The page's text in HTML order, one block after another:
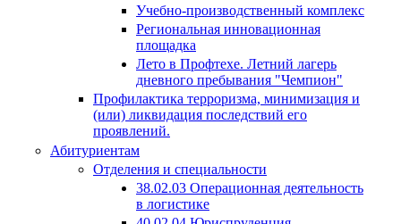
Учебно-производственный комплекс
Региональная инновационная
площадка
Лето в Профтехе. Летний лагерь
дневного пребывания "Чемпион"
Профилактика терроризма, минимизация и
(или) ликвидация последствий его
проявлений.
Абитуриентам
Отделения и специальности
38.02.03 Операционная деятельность
в логистике